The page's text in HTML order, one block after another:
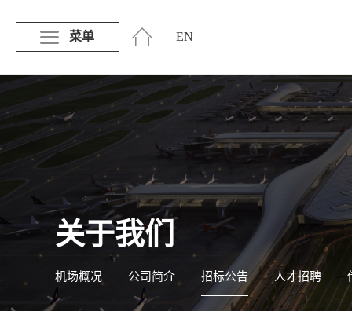
菜单 EN
关于我们
机场概况 公司简介 招标公告 人才招聘